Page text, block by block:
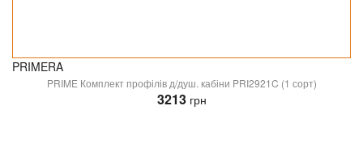
PRIMERA
PRIME Комплект профілів д/душ. кабіни PRI2921C (1 сорт)
3213грн